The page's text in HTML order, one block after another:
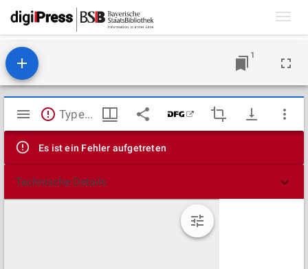
1
Mirador
Viewer
TypeError: Failed to fetch
Es ist ein Fehler aufgetreten
Technische Details